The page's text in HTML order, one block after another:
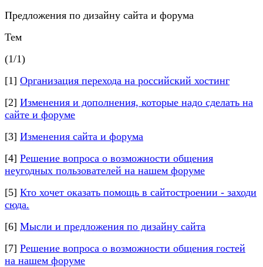
Предложения по дизайну сайта и форума
Тем
(1/1)
[1] Организация перехода на российский хостинг
[2] Изменения и дополнения, которые надо сделать на
сайте и форуме
[3] Изменения сайта и форума
[4] Решение вопроса о возможности общения
неугодных пользователей на нашем форуме
[5] Кто хочет оказать помощь в сайтостроении - заходи
сюда.
[6] Мысли и предложения по дизайну сайта
[7] Решение вопроса о возможности общения гостей
на нашем форуме